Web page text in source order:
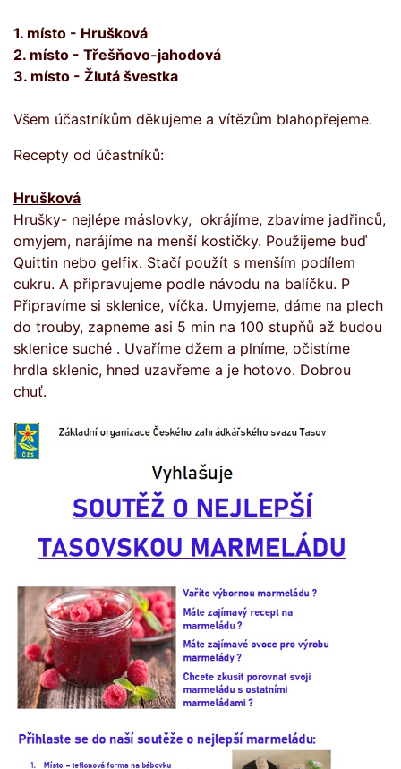
1. místo - Hrušková
2. místo - Třešňovo-jahodová
3. místo - Žlutá švestka
Všem účastníkům děkujeme a vítězům blahopřejeme.
Recepty od účastníků:
Hrušková
Hrušky- nejlépe máslovky, okrájíme, zbavíme jadřinců,
omyjem, narájíme na menší kostičky. Použijeme buď
Quittin nebo gelfix. Stačí použít s menším podílem
cukru. A připravujeme podle návodu na balíčku. P
Připravíme si sklenice, víčka. Umyjeme, dáme na plech
do trouby, zapneme asi 5 min na 100 stupňů až budou
sklenice suché . Uvaříme džem a plníme, očistíme
hrdla sklenic, hned uzavřeme a je hotovo. Dobrou
chuť.